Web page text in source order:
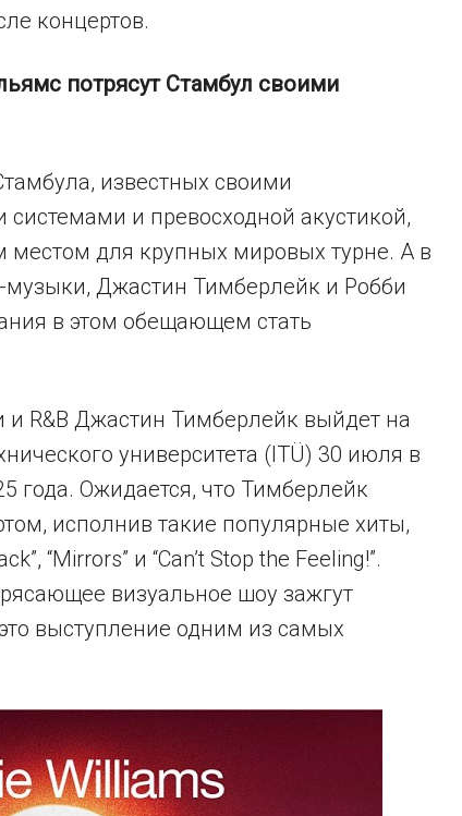
концертов.
потрясут Стамбул своими
известных своими
и превосходной акустикой,
местом для крупных мировых турне. А в
Джастин Тимберлейк и Робби
в этом обещающем стать
R&B Джастин Тимберлейк выйдет на
университета (ITÜ) 30 июля в
года. Ожидается, что Тимберлейк
исполнив такие популярные хиты,
“Mirrors” и “Can’t Stop the Feeling!”.
визуальное шоу зажгут
выступление одним из самых